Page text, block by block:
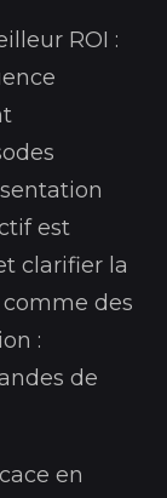
ROI :
est
clarifier la
des
:
de
en